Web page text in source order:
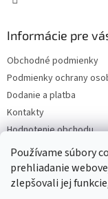
Používame súbory
prehliadanie
zlepšovali jej
Informácie pre
Obchodné podmienky
Podmienky ochrany
Dodanie a platba
Kontakty
Hodnotenie obchodu
Blog